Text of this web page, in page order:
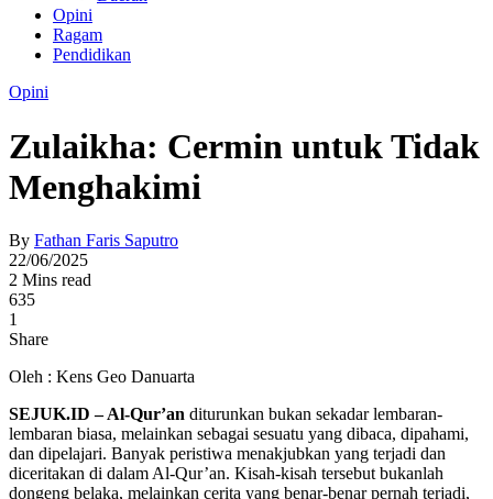
Opini
Ragam
Pendidikan
Opini
Zulaikha: Cermin untuk Tidak
Menghakimi
By Fathan Faris Saputro
22/06/2025
2 Mins read
635
1
Share
Oleh : Kens Geo Danuarta
SEJUK.ID – Al-Qur’an diturunkan bukan sekadar lembaran-
lembaran biasa, melainkan sebagai sesuatu yang dibaca, dipahami,
dan dipelajari. Banyak peristiwa menakjubkan yang terjadi dan
diceritakan di dalam Al-Qur’an. Kisah-kisah tersebut bukanlah
dongeng belaka, melainkan cerita yang benar-benar pernah terjadi,